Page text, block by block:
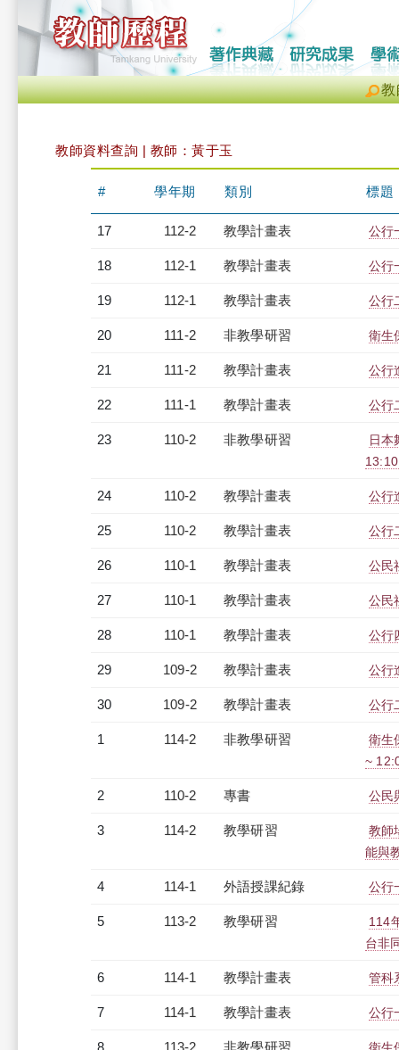
教
教師資料查詢 | 教師：黃于玉
# 學年期 類別 標題
17 112-2 教學計畫表 公行
18 112-1 教學計畫表 公行
19 112-1 教學計畫表 公行
20 111-2 非教學研習 衛生
21 111-2 教學計畫表 公行
22 111-1 教學計畫表 公行
23 110-2 非教學研習
日本
24 110-2 教學計畫表 公行
25 110-2 教學計畫表 公行
26 110-1 教學計畫表 公民
27 110-1 教學計畫表 公民
28 110-1 教學計畫表 公行
29 109-2 教學計畫表 公行
30 109-2 教學計畫表 公行
1 114-2 非教學研習
衛生
~
2 110-2 專書 公民
3 114-2 教學研習
教師
能與
4 114-1 外語授課紀錄 公行
5 113-2 教學研習
114
台非
6 114-1 教學計畫表 管科
7 114-1 教學計畫表 公行
8 113-2 非教學研習